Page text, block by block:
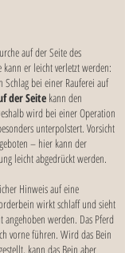
auf der Seite des
er leicht verletzt werden:
Schlag bei einer Rauferei auf
der Seite kann den
wird bei einer Operation
unterpolstert. Vorsicht
– hier kann der
leicht abgedrückt werden.
Hinweis auf eine
wirkt schlaff und sieht
angehoben werden. Das Pferd
vorne führen. Wird das Bein
kann das Bein aber